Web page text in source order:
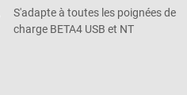
S'adapte à toutes les poignées de
charge BETA4 USB et NT